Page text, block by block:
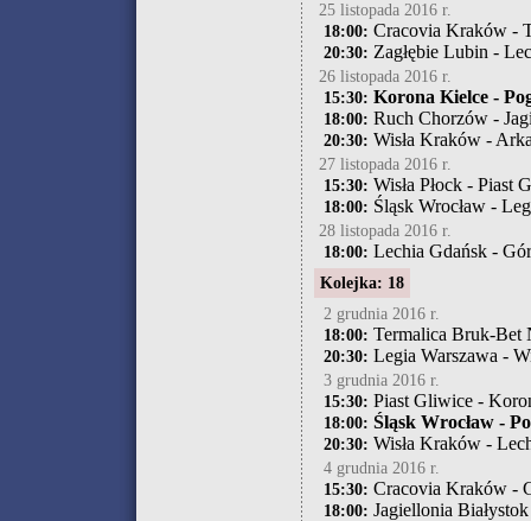
25 listopada 2016 r.
18:00: Cracovia Kraków -
20:30: Zagłębie Lubin -
26 listopada 2016 r.
15:30: Korona Kielce -
18:00: Ruch Chorzów -
20:30: Wisła Kraków -
27 listopada 2016 r.
15:30: Wisła Płock - Piast
18:00: Śląsk Wrocław -
28 listopada 2016 r.
18:00: Lechia Gdańsk -
Kolejka: 18
2 grudnia 2016 r.
18:00: Termalica Bruk-Bet
20:30: Legia Warszawa -
3 grudnia 2016 r.
15:30: Piast Gliwice -
18:00: Śląsk Wrocław -
20:30: Wisła Kraków -
4 grudnia 2016 r.
15:30: Cracovia Kraków -
18:00: Jagiellonia